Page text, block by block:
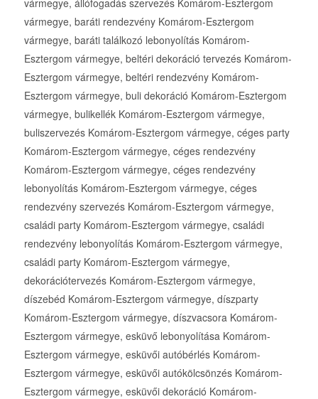
vármegye, baráti rendezvény Komárom-Esztergom
vármegye, baráti találkozó lebonyolítás Komárom-
Esztergom vármegye, beltéri dekoráció tervezés Komárom-
Esztergom vármegye, beltéri rendezvény Komárom-
Esztergom vármegye, buli dekoráció Komárom-Esztergom
vármegye, bulikellék Komárom-Esztergom vármegye,
buliszervezés Komárom-Esztergom vármegye, céges party
Komárom-Esztergom vármegye, céges rendezvény
Komárom-Esztergom vármegye, céges rendezvény
lebonyolítás Komárom-Esztergom vármegye, céges
rendezvény szervezés Komárom-Esztergom vármegye,
családi party Komárom-Esztergom vármegye, családi
rendezvény lebonyolítás Komárom-Esztergom vármegye,
családi party Komárom-Esztergom vármegye,
dekorációtervezés Komárom-Esztergom vármegye,
díszebéd Komárom-Esztergom vármegye, díszparty
Komárom-Esztergom vármegye, díszvacsora Komárom-
Esztergom vármegye, esküvő lebonyolítása Komárom-
Esztergom vármegye, esküvői autóbérlés Komárom-
Esztergom vármegye, esküvői autókölcsönzés Komárom-
Esztergom vármegye, esküvői dekoráció Komárom-